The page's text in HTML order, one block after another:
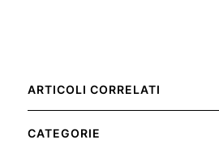
ARTICOLI CORRELATI
CATEGORIE